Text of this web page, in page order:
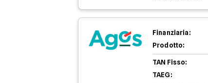
Finanziaria:
Prodotto:
TAN Fisso:
TAEG: